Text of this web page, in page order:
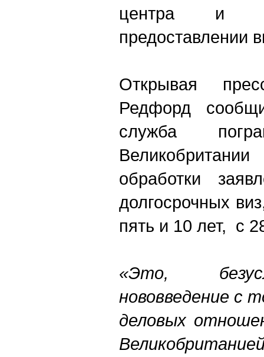
центра и
предоставлении
Открывая
Редфорд
служба
обработки
долгосрочных
пять и 10 лет, с
«Это,
нововведение с
деловых